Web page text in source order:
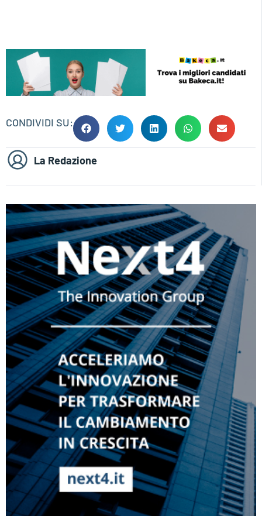
CONDIVIDI SU:
La Redazione